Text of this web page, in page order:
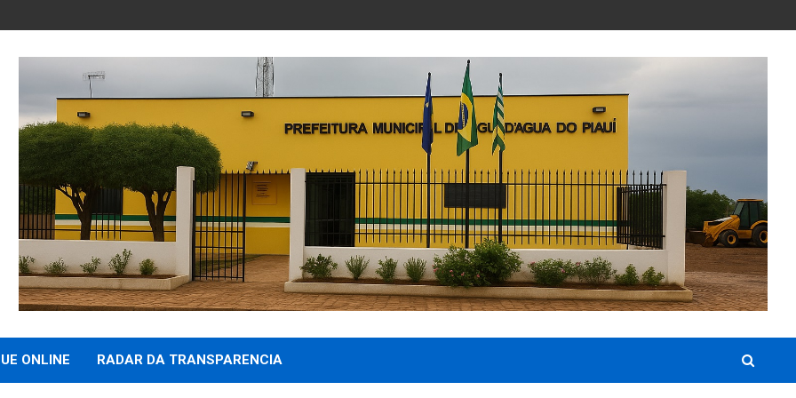
ONLINE RADAR DA TRANSPARENCIA